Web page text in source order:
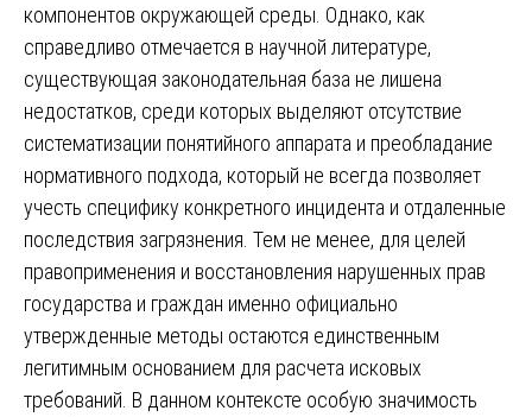
компонентов окружающей среды. Однако, как
справедливо отмечается в научной литературе,
существующая законодательная база не лишена
недостатков, среди которых выделяют отсутствие
систематизации понятийного аппарата и преобладание
нормативного подхода, который не всегда позволяет
учесть специфику конкретного инцидента и отдаленные
последствия загрязнения. Тем не менее, для целей
правоприменения и восстановления нарушенных прав
государства и граждан именно официально
утвержденные методы остаются единственным
легитимным основанием для расчета исковых
требований. В данном контексте особую значимость